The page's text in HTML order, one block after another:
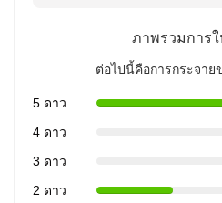
ภาพรวมการ
ต่อไปนี้คือการกระจาย
5 ดาว
4 ดาว
3 ดาว
2 ดาว